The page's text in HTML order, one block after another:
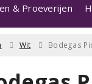
& Proeverijen
Wit Bodegas